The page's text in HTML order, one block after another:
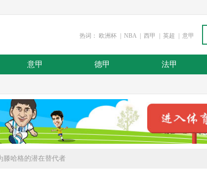
热词： 欧洲杯 NBA 西甲 英超 意甲
意甲 德甲 法甲
滕哈格的潜在替代者